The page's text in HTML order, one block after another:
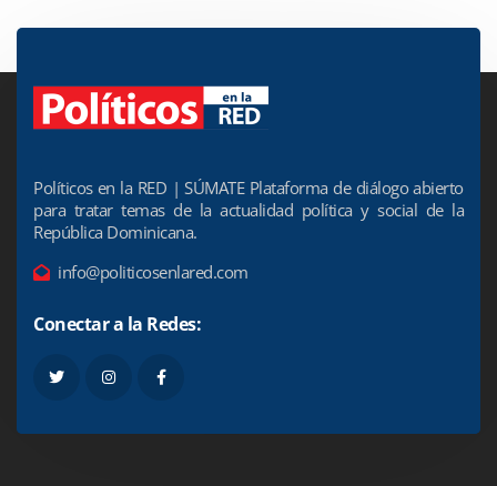
Políticos en la RED | SÚMATE Plataforma de diálogo abierto
para tratar temas de la actualidad política y social de la
República Dominicana.
info@politicosenlared.com
Conectar a la Redes: